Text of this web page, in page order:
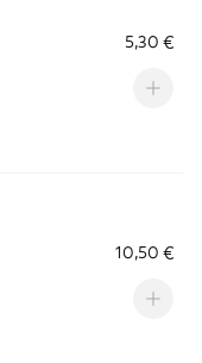
5,30 €
10,50 €